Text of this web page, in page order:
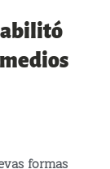
formas